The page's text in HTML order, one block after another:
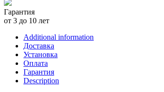
Гарантия
от 3 до 10 лет
Additional information
Доставка
Установка
Оплата
Гарантия
Description